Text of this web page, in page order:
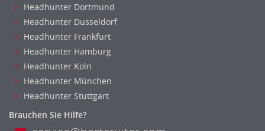
Headhunter Dortmund
Headhunter Dusseldorf
Headhunter Frankfurt
Headhunter Hamburg
Headhunter Koln
Headhunter München
Headhunter Stuttgart
Brauchen Sie Hilfe?